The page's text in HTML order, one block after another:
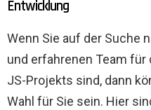
Entwicklung
Wenn Sie auf der Suche
und erfahrenen Team
JS-Projekts sind, dann
Wahl für Sie sein. Hier